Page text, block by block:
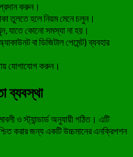
করুন।
তুলতে হলে নিয়ম মেনে চলুন।
যাতে কোনো সমস্যা না হয়।
বা ডিজিটাল পেমেন্ট) ব্যবহার
যোগাযোগ করুন।
ব্যবস্থা
ও স্ট্যান্ডার্ড অনুযায়ী গঠিত। এটি
করার জন্য একটি উচ্চমানের এনক্রিপশন